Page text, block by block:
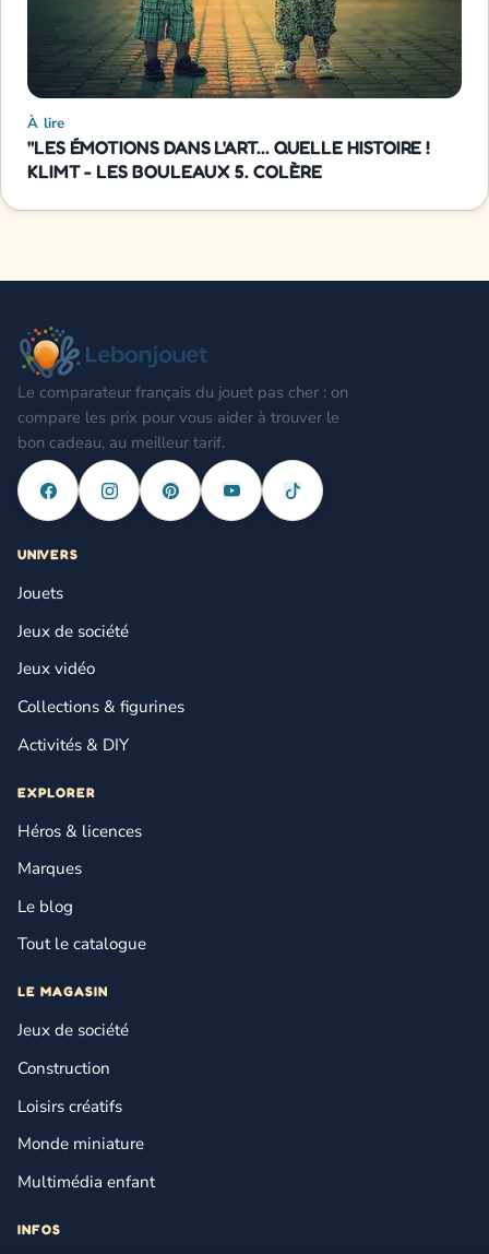
À lire
"LES ÉMOTIONS DANS L'ART... QUELLE HISTOIRE !
KLIMT - LES BOULEAUX 5. COLÈRE
Le comparateur français du jouet pas cher : on
compare les prix pour vous aider à trouver le
bon cadeau, au meilleur tarif.
UNIVERS
Jouets
Jeux de société
Jeux vidéo
Collections & figurines
Activités & DIY
EXPLORER
Héros & licences
Marques
Le blog
Tout le catalogue
LE MAGASIN
Jeux de société
Construction
Loisirs créatifs
Monde miniature
Multimédia enfant
INFOS